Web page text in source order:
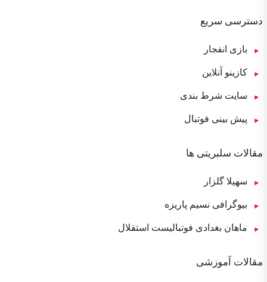
دسترسی سریع
بازی انفجار
کازینو آنلاین
سایت شرط بندی
پیش بینی فوتبال
مقالات سلبریتی ها
سهیلا گلزار
بیوگرافی نسیم پاریزه
ماهان بغدادی فوتبالیست استقلال
مقالات آموزشی